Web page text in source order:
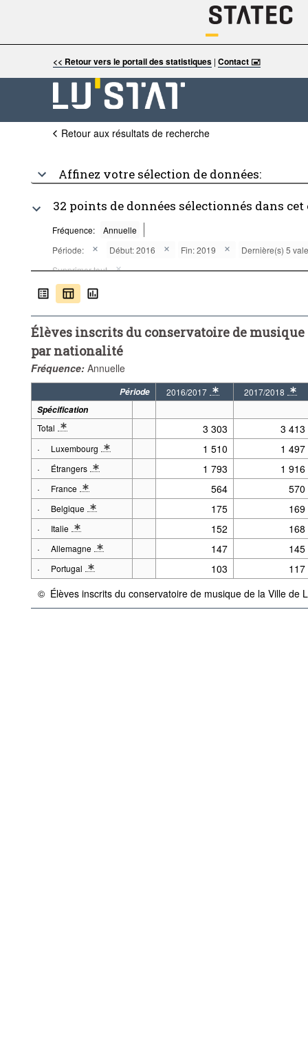
<< Retour vers le portail des statistiques| Contact 🖃
Retour aux résultats de recherche
Affinez votre sélection de données:
32 points de données sélectionnés dans cet
Fréquence:
Annuelle
Période:
Début: 2016 Fin: 2019
Dernière(s) 5
Supprimer tout
Élèves inscrits du conservatoire de
par nationalité
Fréquence: Annuelle
Période 2016/2017
* 2016-09-01 - 2017-08-31
2017/2018
* 2017-09-01 -
Spécification
Total
* Note spécification 1: Situation en octobre.
3 303
3 413
·
Luxembourg
* Note spécification 1: Situation en octobre.
1 510
1 497
·
Étrangers
* Note spécification 1: Situation en octobre.
1 793
1 916
·
France
* Note spécification 1: Situation en octobre.
564
570
·
Belgique
* Note spécification 1: Situation en octobre.
175
169
·
Italie
* Note spécification 1: Situation en octobre.
152
168
·
Allemagne
* Note spécification 1: Situation en octobre.
147
145
·
Portugal
* Note spécification 1: Situation en octobre.
103
117
©
{link} Conditions d'utilisation
Élèves inscrits du conservatoire de musique de la Ville de